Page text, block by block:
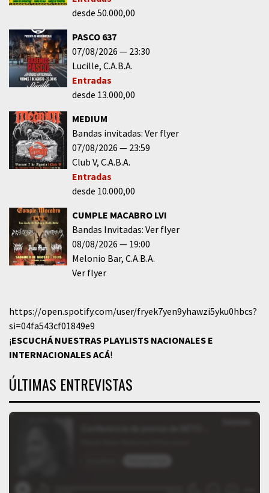
desde 50.000,00
PASCO 637
07/08/2026
23:30
Lucille C.A.B.A.
Entradas
desde 13.000,00
MEDIUM
Bandas invitadas: Ver flyer
07/08/2026
23:59
Club V C.A.B.A.
Entradas
desde 10.000,00
CUMPLE MACABRO LVI
Bandas Invitadas: Ver flyer
08/08/2026
19:00
Melonio Bar C.A.B.A.
Ver flyer
https://open.spotify.com/user/fryek7yen9yhawzi5yku0hbcs?
si=04fa543cf01849e9
¡ESCUCHÁ NUESTRAS PLAYLISTS NACIONALES E
INTERNACIONALESACÁ!
ÚLTIMAS ENTREVISTAS